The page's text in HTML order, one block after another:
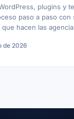
plugins y
paso a paso con
hacen las
de 2026